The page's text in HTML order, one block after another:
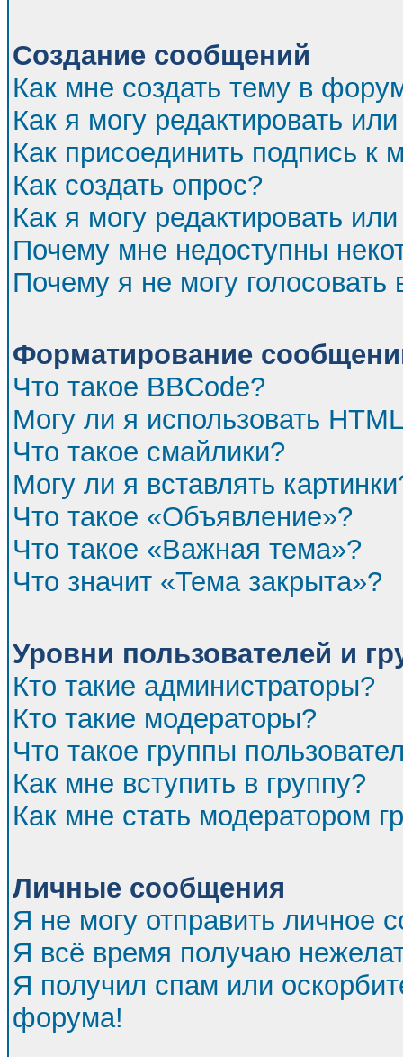
Создание сообщений
Как мне создать тему в
Как я могу редактировать
Как присоединить подпись
Как создать опрос?
Как я могу редактировать
Почему мне недоступны
Почему я не могу голосовать
Форматирование
Что такое BBCode?
Могу ли я использовать
Что такое смайлики?
Могу ли я вставлять
Что такое «Объявление»?
Что такое «Важная тема»?
Что значит «Тема закрыта»?
Уровни пользователей и
Кто такие администраторы?
Кто такие модераторы?
Что такое группы
Как мне вступить в группу?
Как мне стать модератором
Личные сообщения
Я не могу отправить личное
Я всё время получаю
Я получил спам или
форума!